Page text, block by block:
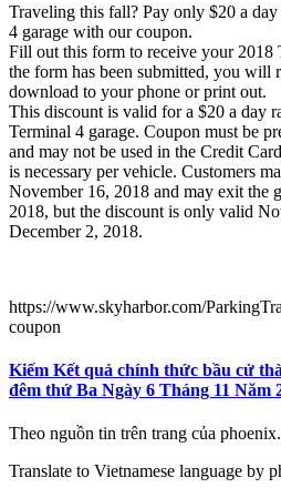
Traveling this fall? Pay only $20 a
4 garage with our coupon.
Fill out this form to receive your
the form has been submitted, you will
download to your phone or print out.
This discount is valid for a $20 a day
Terminal 4 garage. Coupon must be
and may not be used in the Credit
is necessary per vehicle. Customers
November 16, 2018 and may exit the
2018, but the discount is only valid
December 2, 2018.
https://www.skyharbor.com/
coupon
Kiếm Kết quả chính thức bầu cử
đêm thứ Ba Ngày 6 Tháng 11 Năm
Theo nguồn tin trên trang của
Translate to Vietnamese language by